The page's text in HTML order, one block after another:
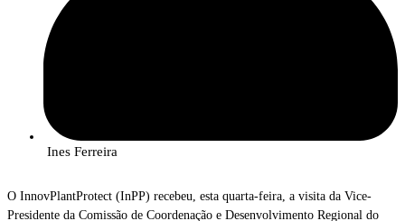
Ines Ferreira
O InnovPlantProtect (InPP) recebeu, esta quarta-feira, a visita da Vice-
Presidente da Comissão de Coordenação e Desenvolvimento Regional do